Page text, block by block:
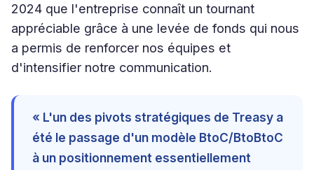
2024 que l'entreprise connaît un tournant
appréciable grâce à une levée de fonds qui nous
a permis de renforcer nos équipes et
d'intensifier notre communication.
« L'un des pivots stratégiques de Treasy a
été le passage d'un modèle BtoC/BtoBtoC
à un positionnement essentiellement